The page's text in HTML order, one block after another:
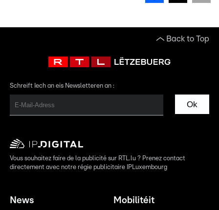
Back to Top
Schreift Iech an eis Newsletteren an :
Ok
Vous souhaitez faire de la publicité sur RTL.lu ? Prenez contact
directement avec notre régie publicitaire IPLuxembourg
News Mobilitéit